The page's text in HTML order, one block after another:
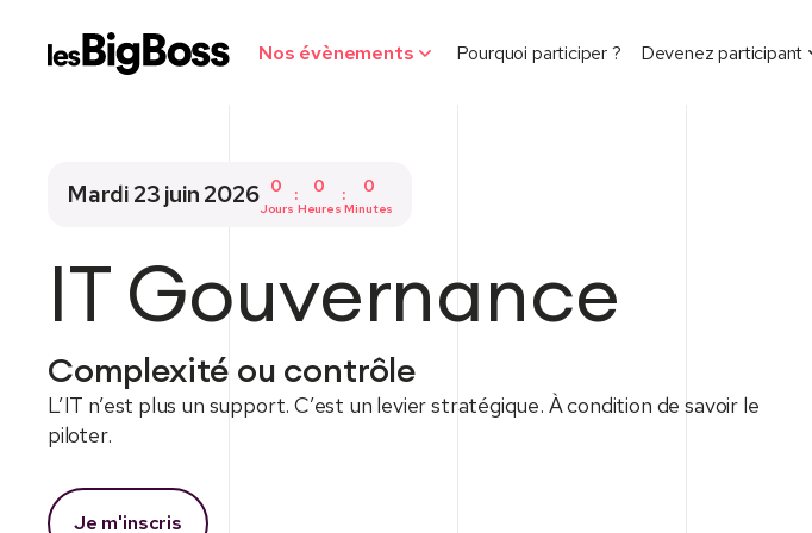
Nos évènements Pourquoi participer ? Devenez participant
Mardi 23 juin 2026 0
Jours
: 0
Heures
: 0
Minutes
IT Gouvernance
Complexité ou contrôle
L’IT n’est plus un support. C’est un levier stratégique. À condition de savoir le
piloter.
Je m'inscris